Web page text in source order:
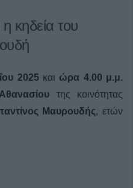
κηδεία του
2025 και ώρα 4.00 μ.μ.
της κοινότητας
Μαυρουδής, ετών